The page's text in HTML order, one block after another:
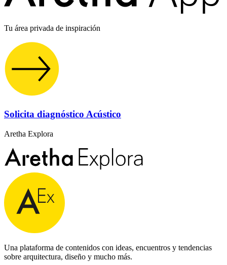
Tu área privada de inspiración
Solicita diagnóstico Acústico
Aretha Explora
Una plataforma de contenidos con ideas, encuentros y tendencias
sobre arquitectura, diseño y mucho más.